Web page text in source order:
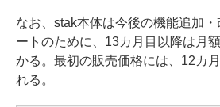
なお、stak本体は今後の機能追加
ートのために、13カ月目以降は月
かる。最初の販売価格には、12カ
れる。